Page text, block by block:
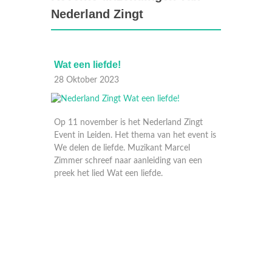
Nederland Zingt
Wat een liefde!
28 Oktober 2023
Op 11 november is het Nederland Zingt
Event in Leiden. Het thema van het event is
We delen de liefde. Muzikant Marcel
Zimmer schreef naar aanleiding van een
preek het lied Wat een liefde.